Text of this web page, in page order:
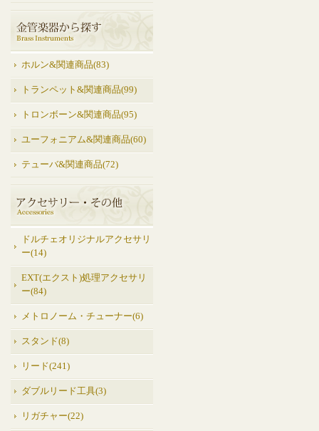
ホルン&関連商品(83)
トランペット&関連商品(99)
トロンボーン&関連商品(95)
ユーフォニアム&関連商品(60)
テューバ&関連商品(72)
ドルチェオリジナルアクセサリ
ー(14)
EXT(エクスト)処理アクセサリ
ー(84)
メトロノーム・チューナー(6)
スタンド(8)
リード(241)
ダブルリード工具(3)
リガチャー(22)